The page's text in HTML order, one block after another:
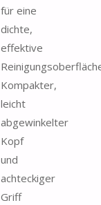
für eine
dichte,
effektive
Kompakter,
leicht
abgewinkelter
Kopf
und
achteckiger
Griff